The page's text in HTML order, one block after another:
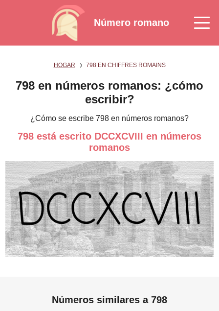
Número romano
HOGAR 798 EN CHIFFRES ROMAINS
798 en números romanos: ¿cómo
escribir?
¿Cómo se escribe 798 en números romanos?
798 está escrito DCCXCVIII en números
romanos
Números similares a 798